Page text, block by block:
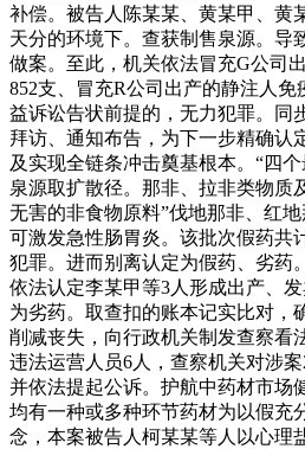
补偿。被告人陈某某、黄某甲、黄
天分的环境下。查获制售泉源。导
做案。至此，机关依法冒充G公司
852支、冒充R公司出产的静注人免
益诉讼告状前提的，无力犯罪。同
拜访、通知布告，为下一步精确认
及实现全链条冲击奠基根本。“四
泉源取扩散径。那非、拉非类物质
无害的非食物原料”伐地那非、红
可激发急性肠胃炎。该批次假药共
犯罪。进而别离认定为假药、劣药
依法认定李某甲等3人形成出产、
为劣药。取查扣的账本记实比对，
削减丧失，向行政机关制发查察看
违法运营人员6人，查察机关对涉
并依法提起公诉。护航中药材市场
均有一种或多种环节药材为以假充
念，本案被告人柯某某等人以心理